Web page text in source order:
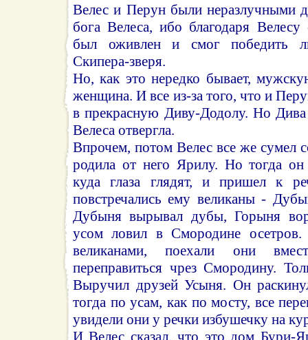
Велес и Перун были неразлучными
бога Велеса, ибо благодаря
был оживлен и смог победить
Скипера-зверя.
Но, как это нередко бывает,
женщина. И все из-за того, что и
в прекрасную Диву-Додолу. Но
Велеса отвергла.
Впрочем, потом Велес все же сумел
родила от него Ярилу. Но тогда
куда глаза глядят, и пришел к
повстречались ему великаны -
Дубыня вырывал дубы, Горыня
усом ловил в Смородине осетров.
великанами, поехали они
переправиться чрез Смородину.
Выручил друзей Усыня. Он
тогда по усам, как по мосту, все
увидели они у речки избушечку на
И Велес сказал, что это дом Бури-